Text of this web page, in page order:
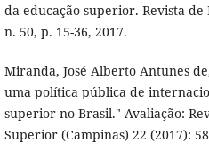
da educação superior. Revista de
n. 50, p. 15-36, 2017.
Miranda, José Alberto Antunes
uma política pública de
superior no Brasil." Avaliação:
Superior (Campinas) 22 (2017):